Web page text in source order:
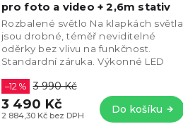
pro foto a video + 2,6m stativ
2 884,30 Kč bez DPH
–12 % 3 990 Kč
3 490 Kč Do košíku
Rozbalené světlo Na klapkách světla
jsou drobné, téměř neviditelné
oděrky bez vlivu na funkčnost.
Standardní záruka. Výkonné LED
teplotou...